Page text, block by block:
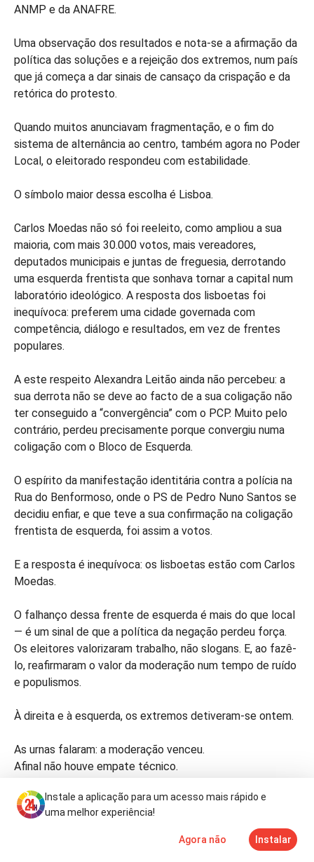
ANMP e da ANAFRE.
Uma observação dos resultados e nota-se a afirmação da
política das soluções e a rejeição dos extremos, num país
que já começa a dar sinais de cansaço da crispação e da
retórica do protesto.
Quando muitos anunciavam fragmentação, e o fim do
sistema de alternância ao centro, também agora no Poder
Local, o eleitorado respondeu com estabilidade.
O símbolo maior dessa escolha é Lisboa.
Carlos Moedas não só foi reeleito, como ampliou a sua
maioria, com mais 30.000 votos, mais vereadores,
deputados municipais e juntas de freguesia, derrotando
uma esquerda frentista que sonhava tornar a capital num
laboratório ideológico. A resposta dos lisboetas foi
inequívoca: preferem uma cidade governada com
competência, diálogo e resultados, em vez de frentes
populares.
A este respeito Alexandra Leitão ainda não percebeu: a
sua derrota não se deve ao facto de a sua coligação não
ter conseguido a “convergência” com o PCP. Muito pelo
contrário, perdeu precisamente porque convergiu numa
coligação com o Bloco de Esquerda.
O espírito da manifestação identitária contra a polícia na
Rua do Benformoso, onde o PS de Pedro Nuno Santos se
decidiu enfiar, e que teve a sua confirmação na coligação
frentista de esquerda, foi assim a votos.
E a resposta é inequívoca: os lisboetas estão com Carlos
Moedas.
O falhanço dessa frente de esquerda é mais do que local
— é um sinal de que a política da negação perdeu força.
Os eleitores valorizaram trabalho, não slogans. E, ao fazê-
lo, reafirmaram o valor da moderação num tempo de ruído
e populismos.
À direita e à esquerda, os extremos detiveram-se ontem.
As urnas falaram: a moderação venceu.
Afinal não houve empate técnico.
Mais
Instale a aplicação para um acesso mais rápido e
uma melhor experiência!
Agora não Instalar